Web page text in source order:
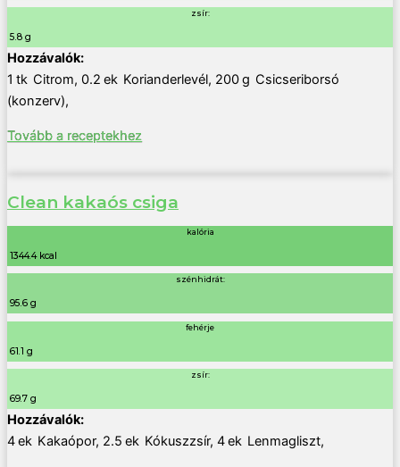
zsír:
5.8 g
1 tk Citrom, 0.2 ek Korianderlevél, 200g Csicseriborsó
(konzerv),
Tovább a receptekhez
Clean kakaós csiga
kalória
1344.4 kcal
szénhidrát:
95.6 g
fehérje
61.1 g
zsír:
69.7 g
4ek Kakaópor, 2.5 ek Kókuszzsír, 4ek Lenmagliszt,